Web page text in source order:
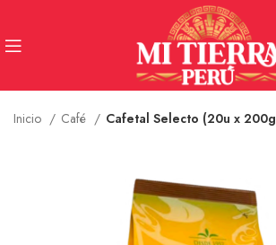
Inicio Café Cafetal Selecto (20u x